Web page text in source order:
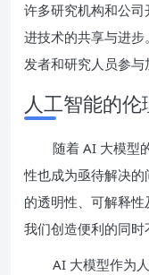
许多研究机构和公
进技术的共享与进
发者和研究人员参与
人工智能的伦
随着 AI 大模型
性也成为亟待解决
的透明性、可解释
我们创造便利的同时
AI 大模型作为